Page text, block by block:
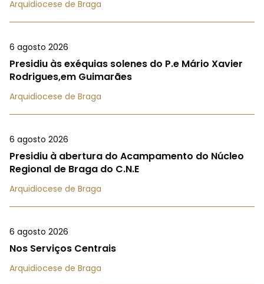
Arquidiocese de Braga
6 agosto 2026
Presidiu às exéquias solenes do P.e Mário Xavier
Rodrigues,em Guimarães
Arquidiocese de Braga
6 agosto 2026
Presidiu à abertura do Acampamento do Núcleo
Regional de Braga do C.N.E
Arquidiocese de Braga
6 agosto 2026
Nos Serviços Centrais
Arquidiocese de Braga